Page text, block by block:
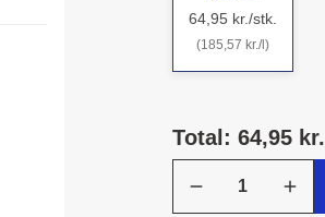
64,95 kr./stk.
(185,57 kr./l)
Total: 64,95 kr.